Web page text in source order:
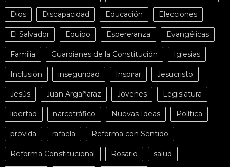
Dios Discapacidad Educación Elecciones
El Salvador Equipo Espereranza Evangélicas
Familia Guardianes de la Constitución Iglesias
Inclusión inseguridad Inspirar Jesucristo
Jesús Juan Argañaraz Jóvenes Legislatura
libertad narcotráfico Nuevas Ideas Política
provida rafaela Reforma con Sentido
Reforma Constitucional Rosario salud